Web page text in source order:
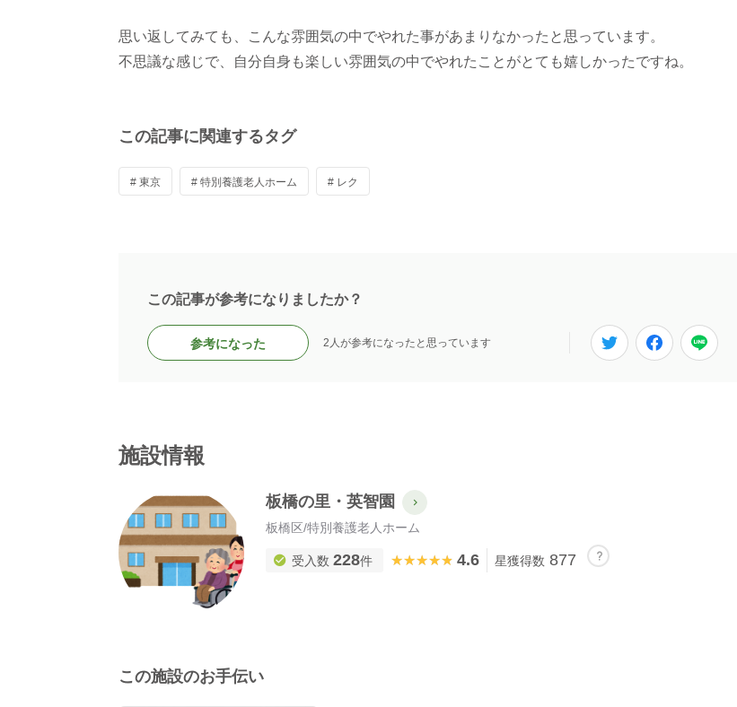
思い返してみても、こんな雰囲気の中でやれた事があまりなかったと思っています。
不思議な感じで、自分自身も楽しい雰囲気の中でやれたことがとても嬉しかったですね。
この記事に関連するタグ
# 東京 # 特別養護老人ホーム # レク
この記事が参考になりましたか？
参考になった 2人が参考になったと思っています
施設情報
板橋の里・英智園
板橋区/特別養護老人ホーム
受入数 228件 ★★★★★
★★★★★ 4.6 星獲得数 877
この施設のお手伝い